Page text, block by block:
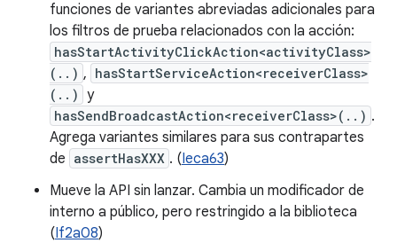
funciones de variantes abreviadas adicionales para
los filtros de prueba relacionados con la acción:
hasStartActivityClickAction<activityClass>
(..) , hasStartServiceAction<receiverClass>
(..) y
hasSendBroadcastAction<receiverClass>(..) .
Agrega variantes similares para sus contrapartes
de assertHasXXX . (Ieca63)
Mueve la API sin lanzar. Cambia un modificador de
interno a público, pero restringido a la biblioteca
(If2a08)